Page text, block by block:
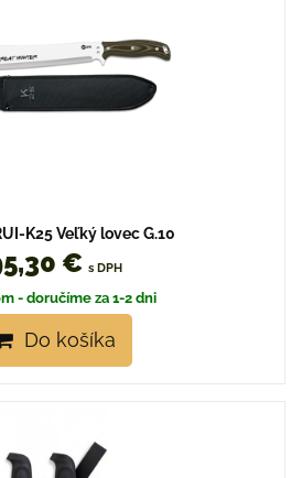
K25 Veľký lovec G.10
€ s DPH
- doručíme za 1-2 dni
Do košíka